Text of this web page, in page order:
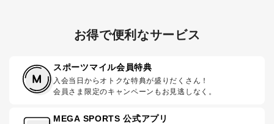
お得で便利なサービス
スポーツマイル会員特典
入会当日からオトクな特典が盛りだくさん！
会員さま限定のキャンペーンもお見逃しなく。
MEGA SPORTS 公式アプリ